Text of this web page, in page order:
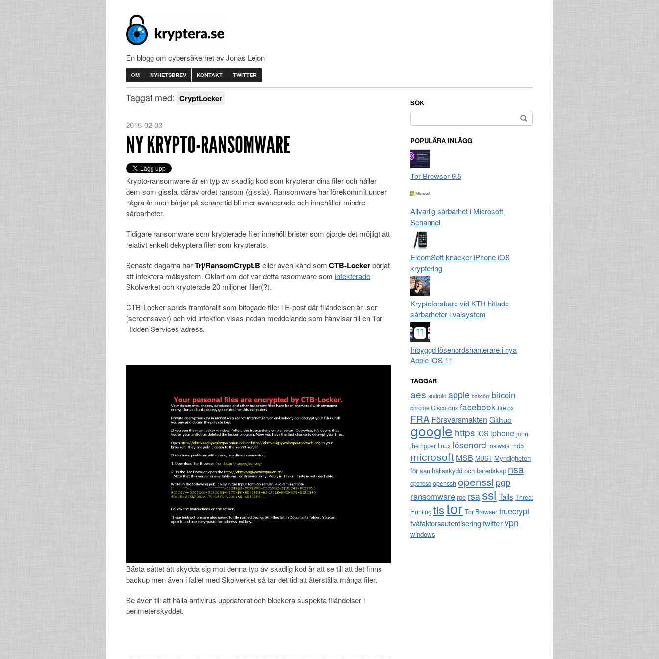
En blogg om cybersäkerhet av Jonas Lejon
OM NYHETSBREV KONTAKT TWITTER
Taggat med: CryptLocker
2015-02-03
NY KRYPTO-RANSOMWARE
Krypto-ransomware är en typ av skadlig kod som krypterar dina filer och håller
dem som gissla, därav ordet ransom (gissla). Ransomware har förekommit under
några år men börjar på senare tid bli mer avancerade och innehåller mindre
sårbarheter.
Tidigare ransomware som krypterade filer innehöll brister som gjorde det möjligt att
relativt enkelt dekyptera filer som krypterats.
Senaste dagarna harTrj/RansomCrypt.B eller även känd som CTB-Lockerbörjat
att infektera målsystem. Oklart om det var detta rasomware som infekterade
Skolverket och krypterade 20 miljoner filer(?).
CTB-Locker sprids framförallt som bifogade filer i E-post där filändelsen är .scr
(screensaver) och vid infektion visas nedan meddelande som hänvisar till en Tor
Hidden Services adress.
Bästa sättet att skydda sig mot denna typ av skadlig kod är att se till att det finns
backup men även i fallet med Skolverket så tar det tid att återställa många filer.
Se även till att hålla antivirus uppdaterat och blockera suspekta filändelser i
perimeterskyddet.
SÖK
Sök
efter:
POPULÄRA INLÄGG
Tor Browser 9.5
Allvarlig sårbarhet i Microsoft
Schannel
ElcomSoft knäcker iPhone iOS
kryptering
Kryptoforskare vid KTH hittade
sårbarheter i valsystem
Inbyggd lösenordshanterare i nya
Apple iOS 11
TAGGAR
aes android apple bakdörr bitcoin
chrome Cisco dns facebook firefox
FRA Försvarsmakten Github
google https iOS iphone john
the ripper linux lösenord malware md5
microsoft MSB MUST Myndigheten
för samhällsskydd och beredskap nsa
openbsd openssh openssl pgp
ransomware rce rsa ssl Tails Threat
Hunting tlstor Tor Browser truecrypt
tvåfaktorsautentiseringtwittervpn
windows